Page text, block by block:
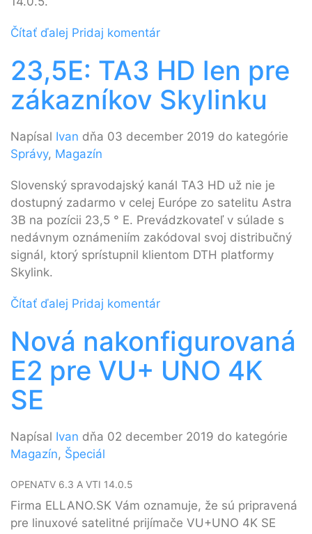
Čítať ďalej Pridaj komentár
23,5E: TA3 HD len pre
zákazníkov Skylinku
Napísal Ivan dňa 03 december 2019 do kategórie
Správy, Magazín
Slovenský spravodajský kanál TA3 HD už nie je
dostupný zadarmo v celej Európe zo satelitu Astra
3B na pozícii 23,5 ° E. Prevádzkovateľ v súlade s
nedávnym oznámeniím zakódoval svoj distribučný
signál, ktorý sprístupnil klientom DTH platformy
Skylink.
Čítať ďalej Pridaj komentár
Nová nakonfigurovaná
E2 pre VU+ UNO 4K
SE
Napísal Ivan dňa 02 december 2019 do kategórie
Magazín, Špeciál
OPENATV 6.3 A VTI 14.0.5
Firma ELLANO.SK Vám oznamuje, že sú pripravená
pre linuxové satelitné prijímače VU+UNO 4K SE